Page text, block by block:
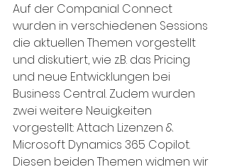
Auf der Companial Connect
wurden in verschiedenen Sessions
die aktuellen Themen vorgestellt
und diskutiert, wie z.B. das Pricing
und neue Entwicklungen bei
Business Central. Zudem wurden
zwei weitere Neuigkeiten
vorgestellt: Attach Lizenzen &
Microsoft Dynamics 365 Copilot.
Diesen beiden Themen widmen wir